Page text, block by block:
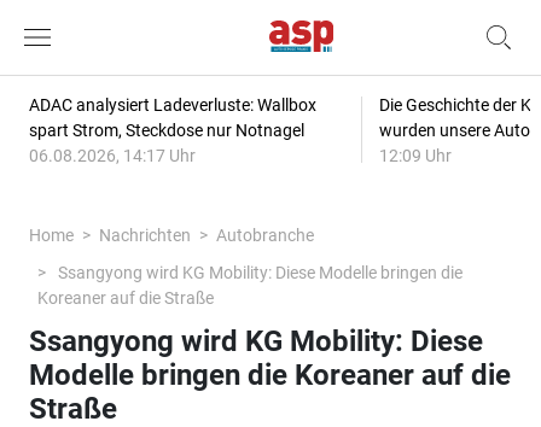
ADAC analysiert Ladeverluste: Wallbox
spart Strom, Steckdose nur Notnagel
06.08.2026, 14:17 Uhr
Die Geschichte der
wurden unsere
12:09 Uhr
Home Nachrichten
Autobranche
Ssangyong wird KG Mobility: Diese Modelle bringen die
Koreaner auf die Straße
Ssangyong wird KG Mobility: Diese
Modelle bringen die Koreaner auf die
Straße